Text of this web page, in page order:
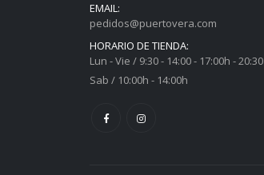
EMAIL:
pedidos@puertovera.com
HORARIO DE TIENDA:
Lun - Vie / 9:30 - 14:00 - 17:00h - 20:30
Sab / 10:00h - 14:00h